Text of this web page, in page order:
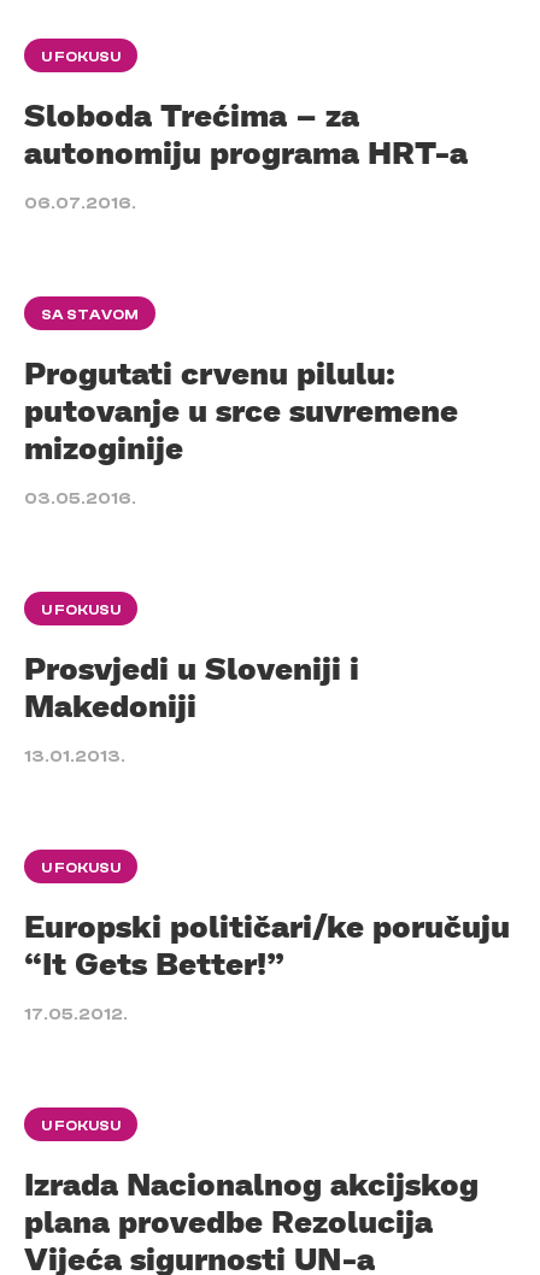
U FOKUSU
Sloboda Trećima – za
autonomiju programa HRT-a
06.07.2016.
SA STAVOM
Progutati crvenu pilulu:
putovanje u srce suvremene
mizoginije
03.05.2016.
U FOKUSU
Prosvjedi u Sloveniji i
Makedoniji
13.01.2013.
U FOKUSU
Europski političari/ke poručuju
“It Gets Better!”
17.05.2012.
U FOKUSU
Izrada Nacionalnog akcijskog
plana provedbe Rezolucija
Vijeća sigurnosti UN-a